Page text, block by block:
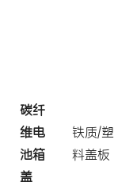
碳纤
维电
池箱
盖
铁质/塑
料盖板